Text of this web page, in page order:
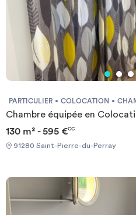
PARTICULIER COLOCATION
Chambre équipée en
130 m² - 595 €CC
91280 Saint-Pierre-du-Perray